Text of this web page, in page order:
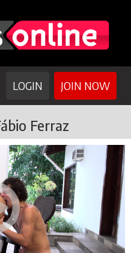
JOIN NOW
LOGIN
Ferraz